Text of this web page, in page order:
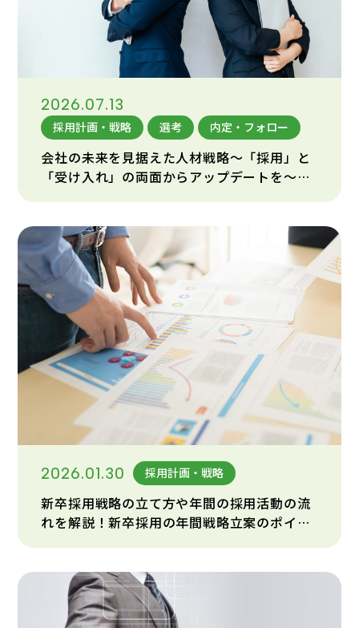
2026.07.13
採用計画・戦略 選考 内定・フォロー
会社の未来を見据えた人材戦略～「採用」と
「受け入れ」の両面からアップデートを～
2026.01.30 採用計画・戦略
新卒採用戦略の立て方や年間の採用活動の流
れを解説！新卒採用の年間戦略立案のポイン